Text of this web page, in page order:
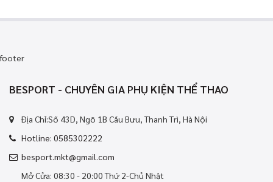
footer
BESPORT - CHUYÊN GIA PHỤ KIỆN THỂ THAO
Địa Chỉ:Số 43D, Ngõ 1B Cầu Bưu, Thanh Trì, Hà Nội
Hotline: 0585302222
besport.mkt@gmail.com
Mở Cửa: 08:30 - 20:00 Thứ 2-Chủ Nhật